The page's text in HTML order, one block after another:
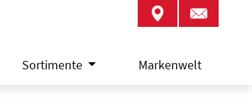
Sortimente Markenwelt